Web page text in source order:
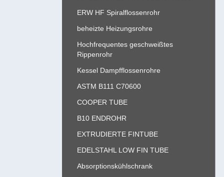
ERW HF Spiralflossenrohr
beheizte Heizungsrohre
Hochfrequentes geschweißtes
Rippenrohr
Kessel Dampfflossenrohre
ASTM B111 C70600
COOPER TUBE
B10 ENDROHR
EXTRUDIERTE FINTUBE
EDELSTAHL LOW FIN TUBE
Absorptionskühlschrank